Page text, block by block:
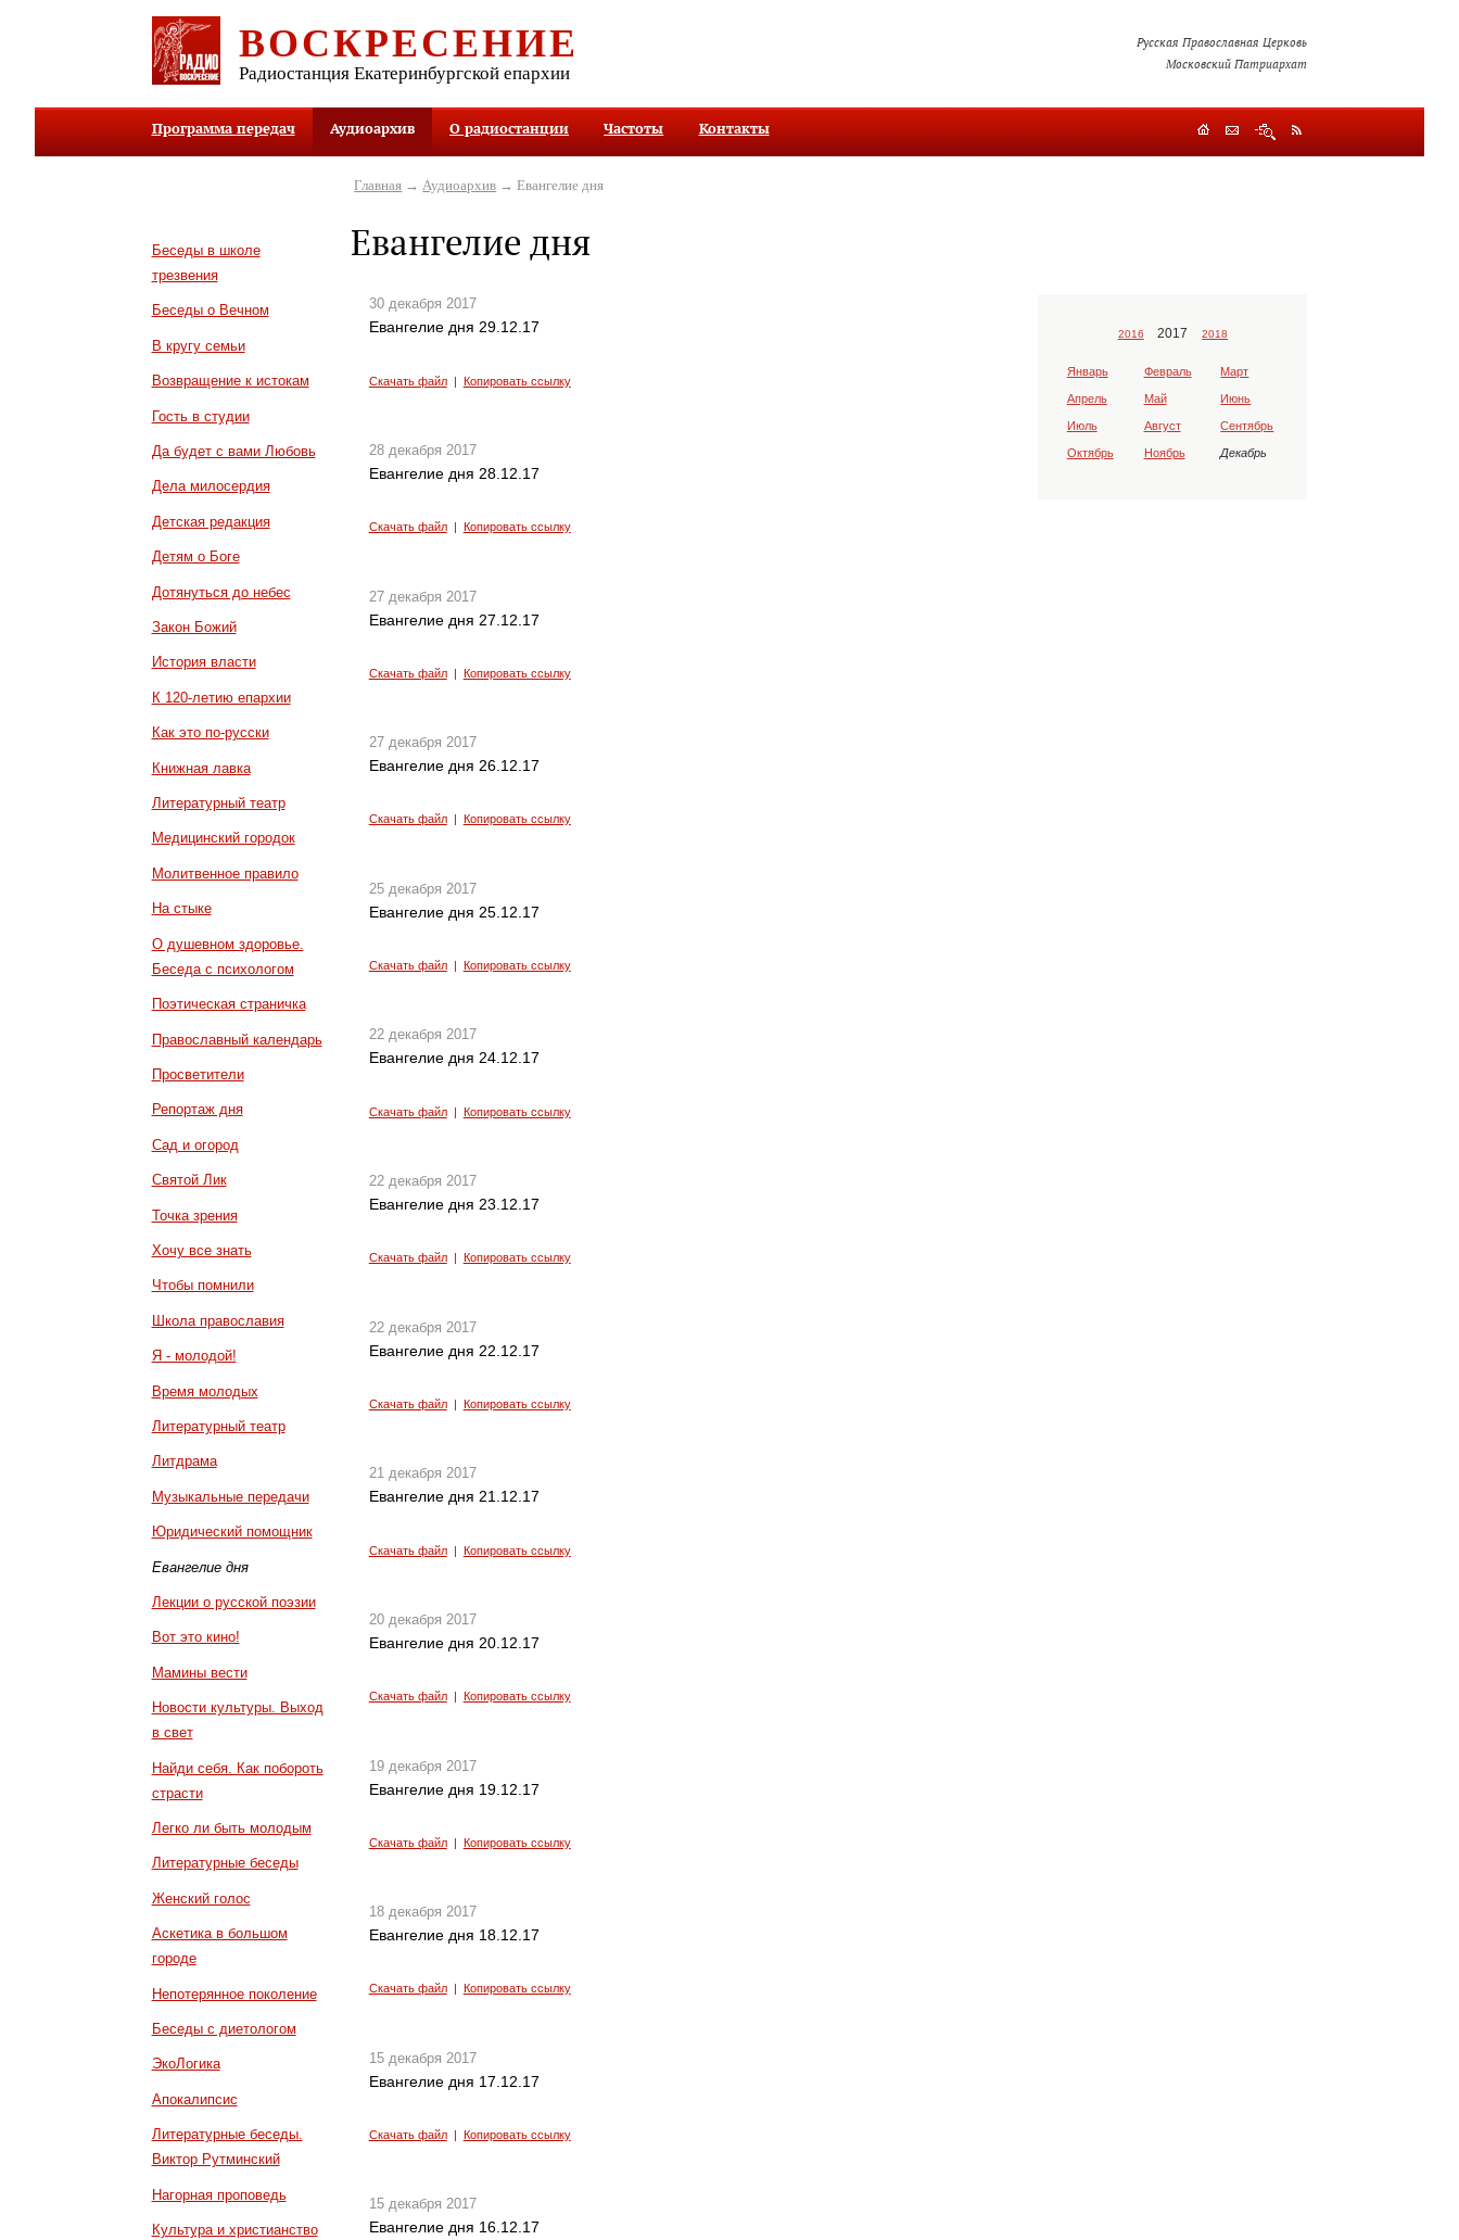
ВОСКРЕСЕНИЕ
Радиостанция Екатеринбургской епархии
Русская Православная Церковь
Московский Патриархат
Программа передач Аудиоархив О радиостанции Частоты Контакты
Беседы в школе
трезвения
Беседы о Вечном
В кругу семьи
Возвращение к истокам
Гость в студии
Да будет с вами Любовь
Дела милосердия
Детская редакция
Детям о Боге
Дотянуться до небес
Закон Божий
История власти
К 120-летию епархии
Как это по-русски
Книжная лавка
Литературный театр
Медицинский городок
Молитвенное правило
На стыке
О душевном здоровье.
Беседа с психологом
Поэтическая страничка
Православный календарь
Просветители
Репортаж дня
Сад и огород
Святой Лик
Точка зрения
Хочу все знать
Чтобы помнили
Школа православия
Я - молодой!
Время молодых
Литературный театр
Литдрама
Музыкальные передачи
Юридический помощник
Евангелие дня
Лекции о русской поэзии
Вот это кино!
Мамины вести
Новости культуры. Выход
в свет
Найди себя. Как побороть
страсти
Легко ли быть молодым
Литературные беседы
Женский голос
Аскетика в большом
городе
Непотерянное поколение
Беседы с диетологом
ЭкоЛогика
Апокалипсис
Литературные беседы.
Виктор Рутминский
Нагорная проповедь
Культура и христианство
Главная → Аудиоархив → Евангелие дня
Евангелие дня
30 декабря 2017
Евангелие дня 29.12.17
Скачать файл| Копировать ссылку
28 декабря 2017
Евангелие дня 28.12.17
Скачать файл| Копировать ссылку
27 декабря 2017
Евангелие дня 27.12.17
Скачать файл| Копировать ссылку
27 декабря 2017
Евангелие дня 26.12.17
Скачать файл| Копировать ссылку
25 декабря 2017
Евангелие дня 25.12.17
Скачать файл| Копировать ссылку
22 декабря 2017
Евангелие дня 24.12.17
Скачать файл| Копировать ссылку
22 декабря 2017
Евангелие дня 23.12.17
Скачать файл| Копировать ссылку
22 декабря 2017
Евангелие дня 22.12.17
Скачать файл| Копировать ссылку
21 декабря 2017
Евангелие дня 21.12.17
Скачать файл| Копировать ссылку
20 декабря 2017
Евангелие дня 20.12.17
Скачать файл| Копировать ссылку
19 декабря 2017
Евангелие дня 19.12.17
Скачать файл| Копировать ссылку
18 декабря 2017
Евангелие дня 18.12.17
Скачать файл| Копировать ссылку
15 декабря 2017
Евангелие дня 17.12.17
Скачать файл| Копировать ссылку
15 декабря 2017
Евангелие дня 16.12.17
2016 2017 2018
Январь Февраль Март
Апрель Май Июнь
Июль Август Сентябрь
Октябрь Ноябрь Декабрь